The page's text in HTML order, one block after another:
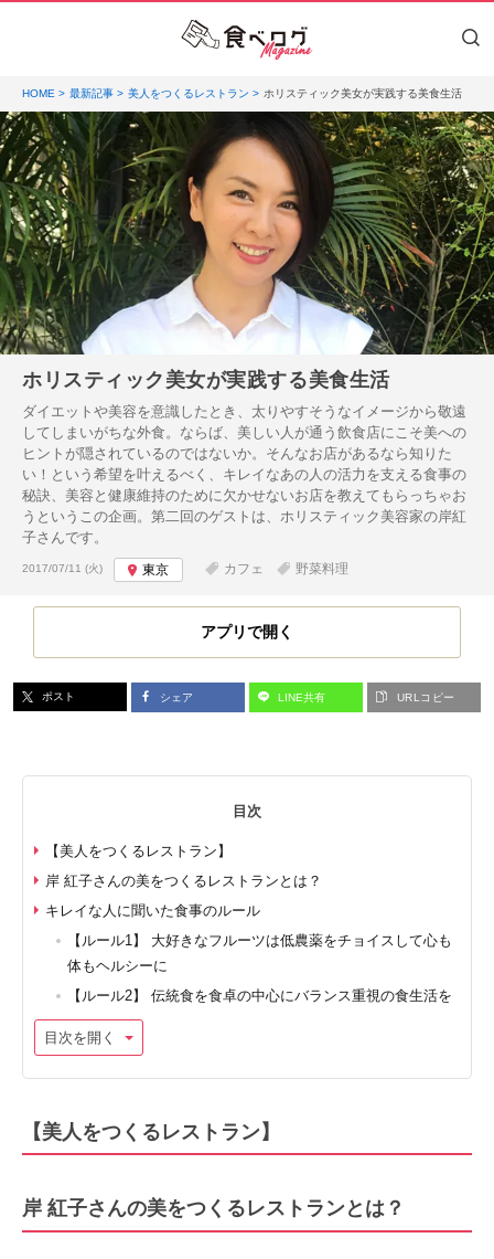
HOME 最新記事 美人をつくるレストラン ホリスティック美女が実践する美食生活
ホリスティック美女が実践する美食生活
ダイエットや美容を意識したとき、太りやすそうなイメージから敬遠
してしまいがちな外食。ならば、美しい人が通う飲食店にこそ美への
ヒントが隠されているのではないか。そんなお店があるなら知りた
い！という希望を叶えるべく、キレイなあの人の活力を支える食事の
秘訣、美容と健康維持のために欠かせないお店を教えてもらっちゃお
うというこの企画。第二回のゲストは、ホリスティック美容家の岸紅
子さんです。
投稿日:
2017/07/11 (火) 東京 カフェ 野菜料理
アプリで開く
ポスト シェア LINE共有 URLコピー
目次
【美人をつくるレストラン】
岸 紅子さんの美をつくるレストランとは？
キレイな人に聞いた食事のルール
【ルール1】 大好きなフルーツは低農薬をチョイスして心も
体もヘルシーに
【ルール2】 伝統食を食卓の中心にバランス重視の食生活を
目次を開く
【美人をつくるレストラン】
岸 紅子さんの美をつくるレストランとは？